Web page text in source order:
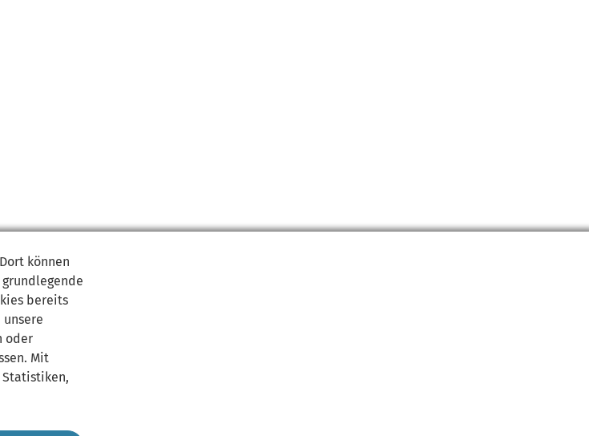
können
grundlegende
bereits
oder
Mit
Statistiken,